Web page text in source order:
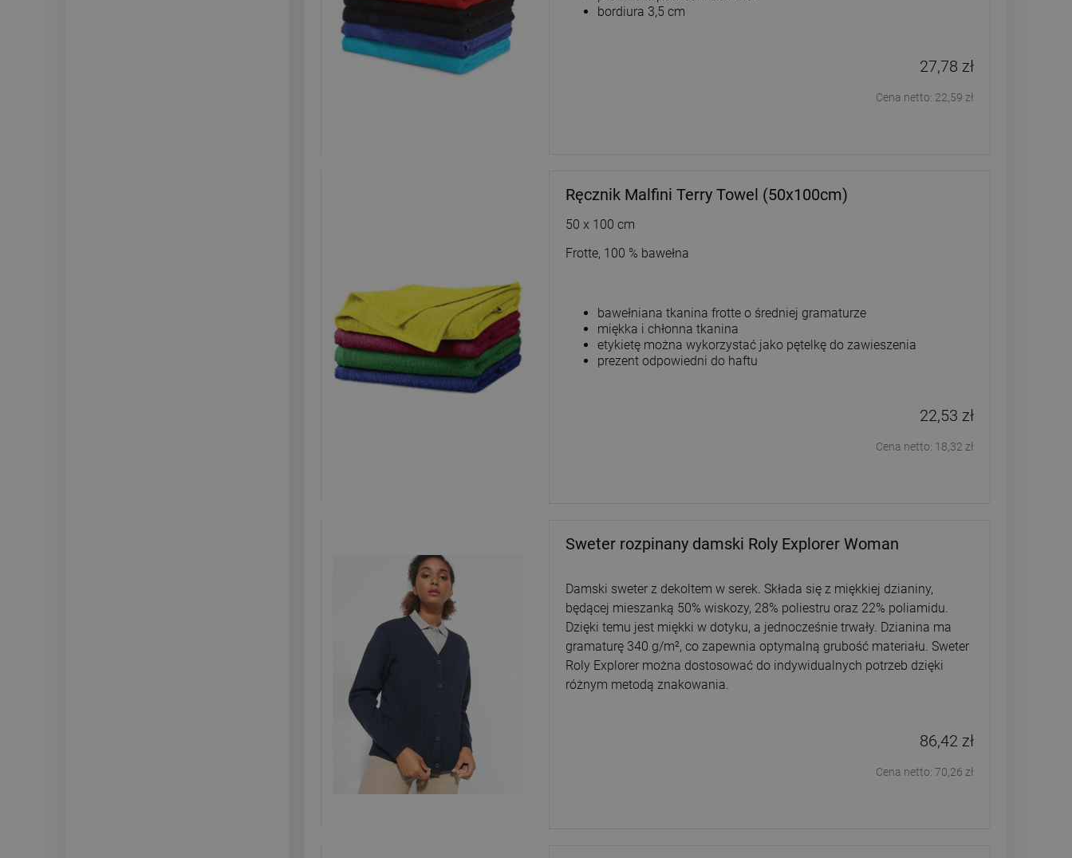
bordiura 3,5 cm
27,78 zł
Cena netto: 22,59 zł
Ręcznik Malfini Terry Towel (50x100cm)
50 x 100 cm
Frotte, 100 % bawełna
bawełniana tkanina frotte o średniej gramaturze
miękka i chłonna tkanina
etykietę można wykorzystać jako pętelkę do zawieszenia
prezent odpowiedni do haftu
22,53 zł
Cena netto: 18,32 zł
Sweter rozpinany damski Roly Explorer Woman
Damski sweter z dekoltem w serek. Składa się z miękkiej dzianiny,
będącej mieszanką 50% wiskozy, 28% poliestru oraz 22% poliamidu.
Dzięki temu jest miękki w dotyku, a jednocześnie trwały. Dzianina ma
gramaturę 340 g/m², co zapewnia optymalną grubość materiału. Sweter
Roly Explorer można dostosować do indywidualnych potrzeb dzięki
różnym metodą znakowania.
86,42 zł
Cena netto: 70,26 zł